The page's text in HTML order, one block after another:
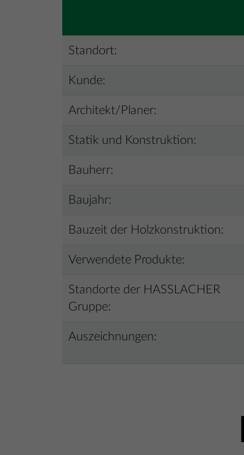
Standort:
Kunde:
Architekt/Planer:
Statik und Konstruktion:
Bauherr:
Baujahr:
Bauzeit der Holzkonstruktion:
Verwendete Produkte:
Standorte der HASSLACHER
Gruppe:
Auszeichnungen: